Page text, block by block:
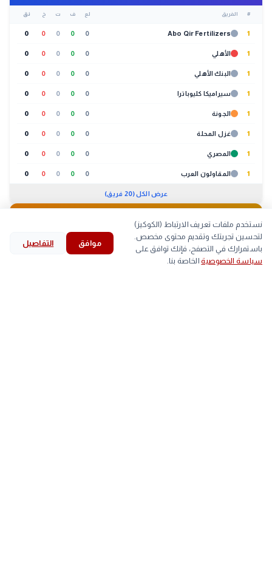
# الفريق لع ف ت خ نق
1
Abo Qir Fertilizers
0
0
0
0
0
1 الأهلي 0
0
0
0
0
1 البنك الأهلي 0
0
0
0
0
1 سيراميكا كليوباترا 0
0
0
0
0
1 الجونة 0
0
0
0
0
1 غزل المحلة 0
0
0
0
0
1 المصري 0
0
0
0
0
1 المقاولون العرب 0
0
0
0
0
عرض الكل (20 فريق)
🐔
لحوم بيض كتاكيت بط
الصنف
home
الرئيسية
explore
استكشف
history
bookmark
search
نستخدم ملفات تعريف الارتباط (الكوكيز)
لتحسين تجربتك وتقديم محتوى مخصص.
باستمرارك في التصفح، فإنك توافق على
سياسة الخصوصية الخاصة بنا.
موافق التفاصيل